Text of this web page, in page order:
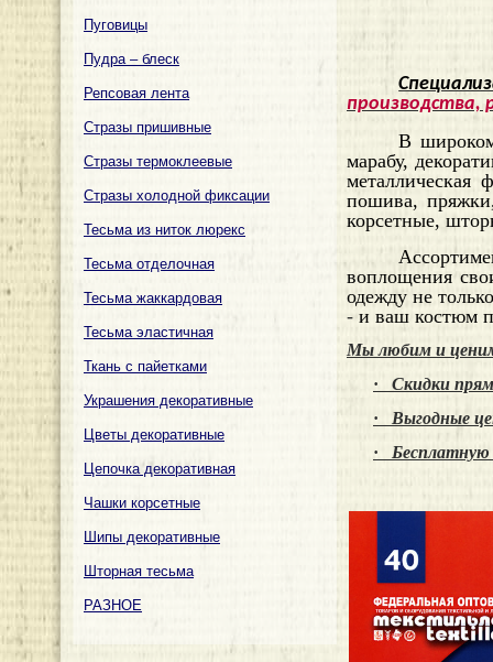
Пуговицы
Пудра – блеск
Репсовая лента
Стразы пришивные
Стразы термоклеевые
Стразы холодной фиксации
Тесьма из ниток люрекс
Тесьма отделочная
Тесьма жаккардовая
Тесьма эластичная
Ткань с пайетками
Украшения декоративные
Цветы декоративные
Цепочка декоративная
Чашки корсетные
Шипы декоративные
Шторная тесьма
РАЗНОЕ
производства,
В
марабу,
металлическая
пошива,
корсетные,
воплощения
одежду не
- и ваш костюм
Мы любим и ценим
· Скидки
· Выгодные
· Бесплатную